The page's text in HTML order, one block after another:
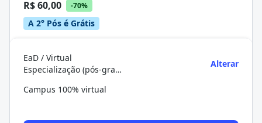
R$ 60,00 -70%
A 2° Pós é Grátis
EaD / Virtual
Especialização (pós-graduação)
Alterar
Campus 100% virtual